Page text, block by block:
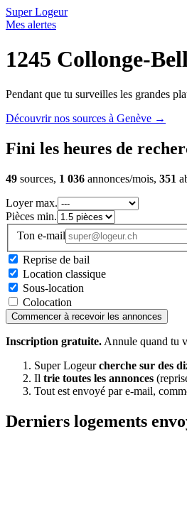
Super Logeur
Mes alertes
1245 Collonge-
Pendant que tu surveilles les grandes
Découvrir nos sources à Genève →
Fini les heures de
49 sources, 1 036 annonces/mois, 351
Loyer max.
Pièces min.
Ton e-mail
Reprise de bail
Location classique
Sous-location
Colocation
Commencer à recevoir les annonces
Inscription gratuite. Annule quand tu
Super Logeurcherche sur des
Il trie toutes les annonces
Tout est envoyé par e-mail,
Derniers logements